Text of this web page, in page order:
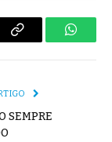
Copiar
SEMPRE